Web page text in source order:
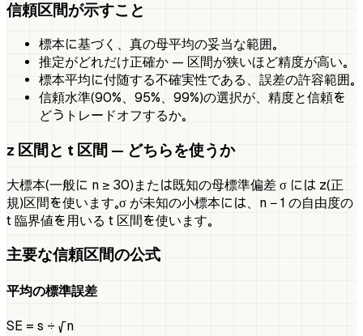
信頼区間が示すこと
標本に基づく、真の母平均の妥当な範囲。
推定がどれだけ正確か — 区間が狭いほど精度が高い。
標本平均に付随する不確実性である、誤差の許容範囲。
信頼水準（90%、95%、99%）の選択が、精度と信頼を
どうトレードオフするか。
z 区間と t 区間 — どちらを使うか
大標本（一般に n ≥ 30）または既知の母標準偏差 σ には z（正
規）区間を使います。σ が未知の小標本には、n − 1 の自由度の
t 臨界値を用いる t 区間を使います。
主要な信頼区間の公式
平均の標準誤差
SE = s ÷ √n